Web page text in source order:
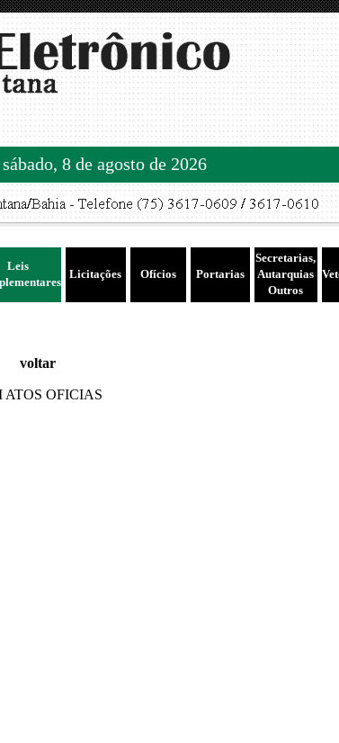
8 de agosto de 2026
Leis
Licitações Ofícios Portarias
Secretarias,
Autarquias
Outros
voltar
ATOS OFICIAS